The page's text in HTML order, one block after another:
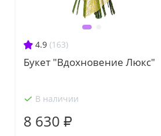
4.9 (163)
Букет "Вдохновение Люкс"
В наличии
8 630 ₽